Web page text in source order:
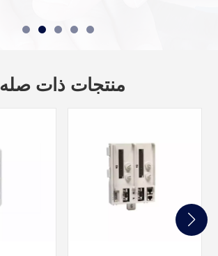
منتجات ذات صله